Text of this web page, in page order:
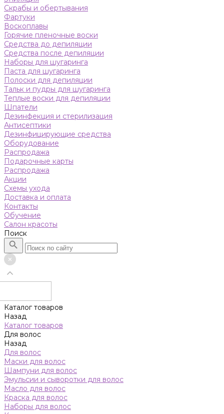
Скрабы и обертывания
Фартуки
Воскоплавы
Горячие пленочные воски
Средства до депиляции
Средства после депиляции
Наборы для шугаринга
Паста для шугаринга
Полоски для депиляции
Тальк и пудры для шугаринга
Теплые воски для депиляции
Шпатели
Дезинфекция и стерилизация
Антисептики
Дезинфицирующие средства
Оборудование
Распродажа
Подарочные карты
Распродажа
Акции
Схемы ухода
Доставка и оплата
Контакты
Обучение
Салон красоты
Поиск
Каталог товаров
Назад
Каталог товаров
Для волос
Назад
Для волос
Маски для волос
Шампуни для волос
Эмульсии и сыворотки для волос
Масло для волос
Краска для волос
Наборы для волос